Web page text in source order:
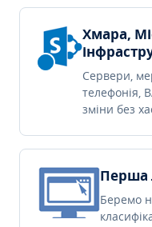
Хмара,
Сервери,
телефонія,
зміни без
Перша
Беремо